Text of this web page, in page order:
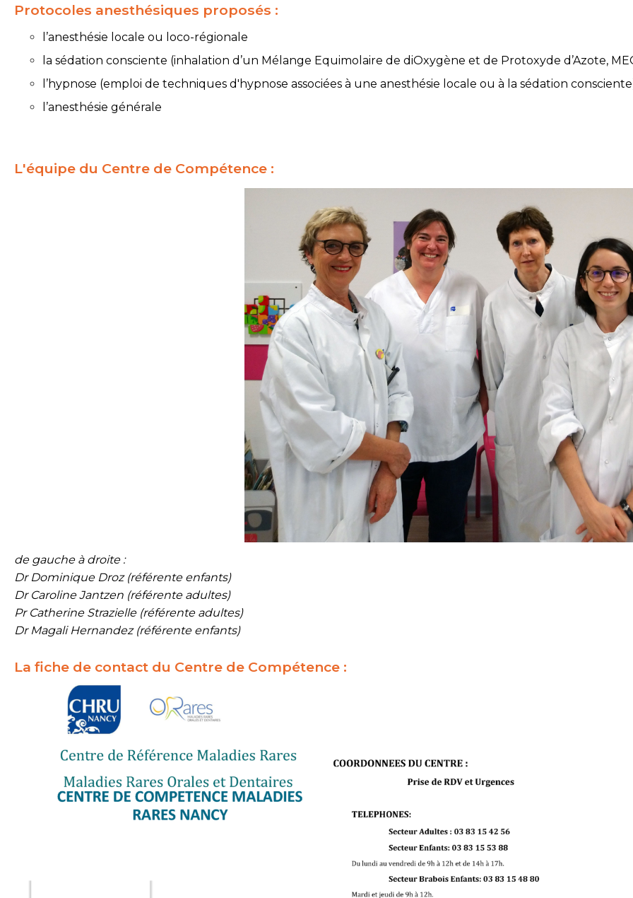
Protocoles anesthésiques proposés :
l’anesthésie locale ou loco-régionale
la sédation consciente (inhalation d’un Mélange Equimolaire de diOxygène et de Protoxyde d’Azote,
l’hypnose (emploi de techniques d'hypnose associées à une anesthésie locale ou à la sédation
l’anesthésie générale
L'équipe du Centre de Compétence :
de gauche à droite :
Dr Dominique Droz (référente enfants)
Dr Caroline Jantzen (référente adultes)
Pr Catherine Strazielle (référente adultes)
Dr Magali Hernandez (référente enfants)
La fiche de contact du Centre de Compétence :